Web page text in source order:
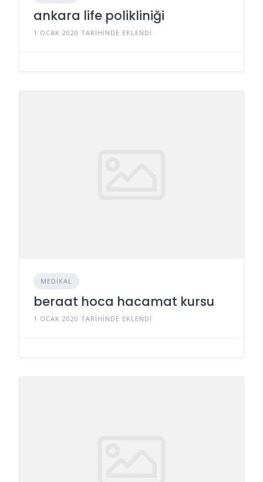
ankara life polikliniği
1 OCAK 2020 TARIHINDE EKLENDI
MEDIKAL
beraat hoca hacamat kursu
1 OCAK 2020 TARIHINDE EKLENDI